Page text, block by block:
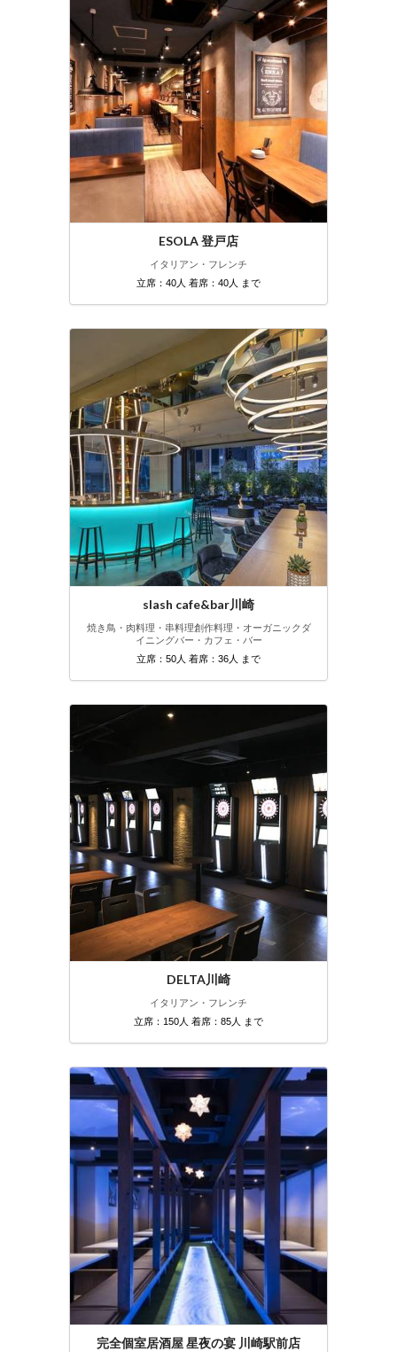
ESOLA 登戸店
イタリアン・フレンチ
立席：40人 着席：40人 まで
slash cafe&bar川崎
焼き鳥・肉料理・串料理創作料理・オーガニック ダ
イニングバー・カフェ・バー
立席：50人 着席：36人 まで
DELTA川崎
イタリアン・フレンチ
立席：150人 着席：85人 まで
完全個室居酒屋 星夜の宴 川崎駅前店